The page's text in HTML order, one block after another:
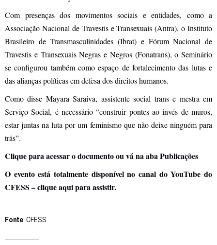
Com presenças dos movimentos sociais e entidades, como a
Associação Nacional de Travestis e Transexuais (Antra), o Instituto
Brasileiro de Transmasculinidades (Ibrat) e Fórum Nacional de
Travestis e Transexuais Negras e Negros (Fonatrans), o Seminário
se configurou também como espaço de fortalecimento das lutas e
das alianças políticas em defesa dos direitos humanos.
Como disse Mayara Saraiva, assistente social trans e mestra em
Serviço Social, é necessário “construir pontes ao invés de muros,
estar juntas na luta por um feminismo que não deixe ninguém para
trás”.
Clique para acessar o documento ou vá na aba Publicações
O evento está totalmente disponível no canal do YouTube do
CFESS – clique aqui para assistir.
Fonte: CFESS